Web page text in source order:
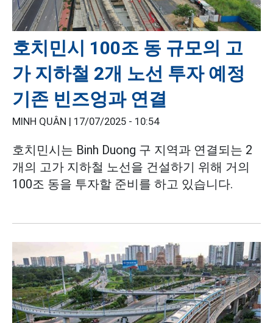
호치민시 100조 동 규모의 고
가 지하철 2개 노선 투자 예정
기존 빈즈엉과 연결
MINH QUÂN | 17/07/2025 - 10:54
호치민시는 Binh Duong 구 지역과 연결되는 2
개의 고가 지하철 노선을 건설하기 위해 거의
100조 동을 투자할 준비를 하고 있습니다.